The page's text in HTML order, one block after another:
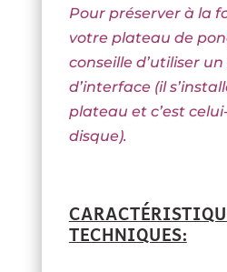
Pour préserver à la
votre plateau de
conseille d’utiliser
d’interface (il
plateau et c’est
disque).
TECHNIQUES: